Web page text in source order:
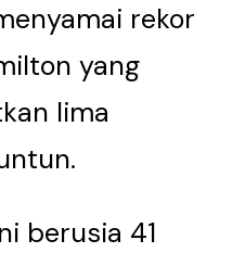
rekor
yang
lima
berusia 41